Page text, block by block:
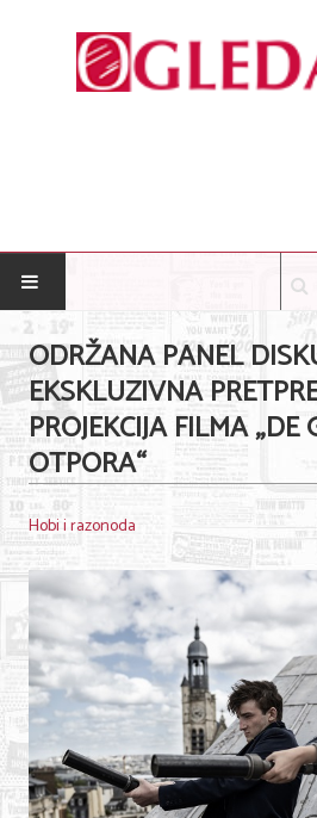
POČETNA
Posao
Usluge
Nega lica i tela
Shopping
Sve za venčanje
Sve za decu
Gastronomija
Kuća i bašta
Zdravlje i medicina
ODRŽANA PANEL
EKSKLUZIVNA
PROJEKCIJA FILMA „DE
OTPORA“
Hobi i razonoda